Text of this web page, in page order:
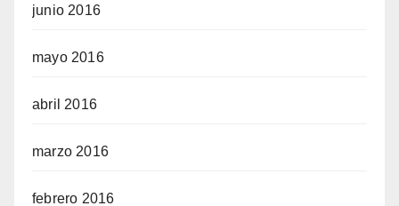
junio 2016
mayo 2016
abril 2016
marzo 2016
febrero 2016